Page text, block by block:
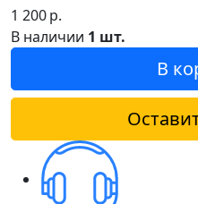
1 200р.
В наличии 1 шт.
В